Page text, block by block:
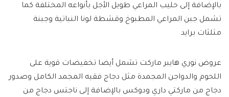
بالإضافة إلى حليب المراعي طويل الأجل بأنواعه المختلفة كما
تشمل جبن المراعي المطبوخ وقشطة لونا النباتية وجبنة
مثلثات برايد
عروض نوري هايبر ماركت تشمل أيضا تخفيضات قوية على
اللحوم والدواجن المجمدة مثل دجاج فقيه المجمد الكامل وصدور
دجاج من ماركتي داري ودوكس بالإضافة إلى ناجتس دجاج من